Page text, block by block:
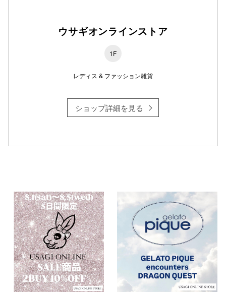
ウサギオンラインストア
1F
レディス & ファッション雑貨
ショップ詳細を見る